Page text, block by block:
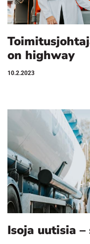
on highway
10.2.2023
Isoja uutisia